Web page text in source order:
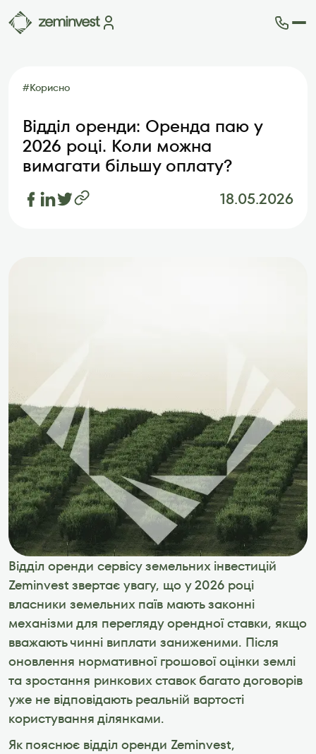
Карта ділянок
Як це працює
Блог
FAQ
Партнери
Контакти
#Корисно
Відділ оренди: Оренда паю у
2026 році. Коли можна
вимагати більшу оплату?
18.05.2026
Відділ оренди сервісу земельних інвестицій
Zeminvest звертає увагу, що у 2026 році
власники земельних паїв мають законні
механізми для перегляду орендної ставки, якщо
вважають чинні виплати заниженими. Після
оновлення нормативної грошової оцінки землі
та зростання ринкових ставок багато договорів
уже не відповідають реальній вартості
користування ділянками.
Як пояснює відділ оренди Zeminvest,